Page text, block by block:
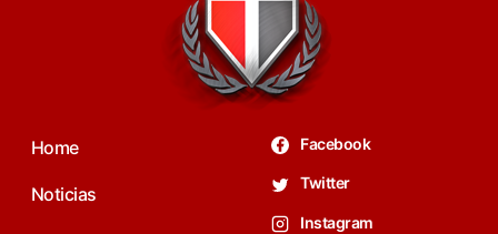
Home
Noticias
Facebook
Twitter
Instagram